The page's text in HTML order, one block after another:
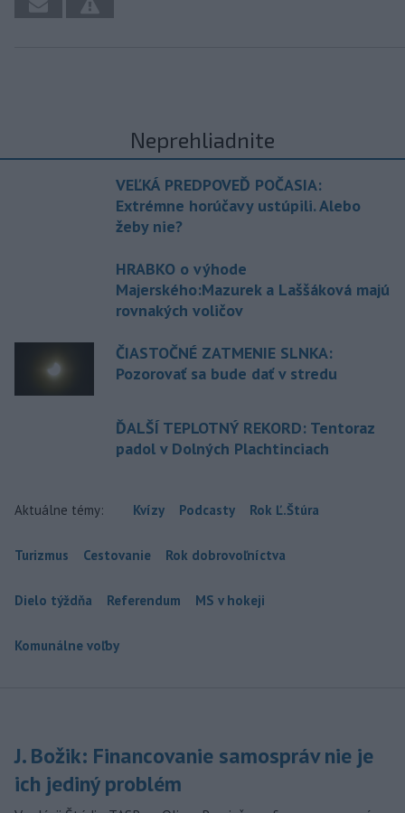
Neprehliadnite
VEĽKÁ PREDPOVEĎ POČASIA:
Extrémne horúčavy ustúpili. Alebo
žeby nie?
HRABKO o výhode
Majerského:Mazurek a Laššáková majú
rovnakých voličov
ČIASTOČNÉ ZATMENIE SLNKA:
Pozorovať sa bude dať v stredu
ĎALŠÍ TEPLOTNÝ REKORD: Tentoraz
padol v Dolných Plachtinciach
Aktuálne témy: Kvízy Podcasty Rok Ľ.Štúra
Turizmus Cestovanie Rok dobrovoľníctva
Dielo týždňa Referendum MS v hokeji
Komunálne voľby
J. Božik: Financovanie samospráv nie je
ich jediný problém